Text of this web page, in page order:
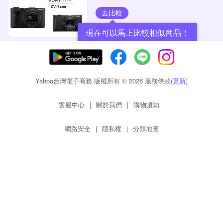
去比較
現在可以馬上比較相似商品！
Yahoo台灣電子商務 版權所有 © 2026 服務條款(更新)
客服中心 | 關於我們 | 購物須知
網路安全 | 隱私權 | 分類地圖